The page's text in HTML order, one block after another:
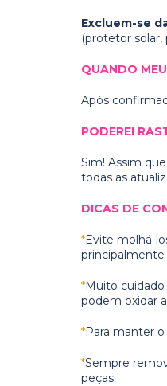
Excluem-se
(protetor solar,
QUANDO
Após
PODEREI
Sim! Assim
todas as
DICAS DE
*Evite molhá-
*Muito
podem oxidar
*Para manter
*Sempre
peças.